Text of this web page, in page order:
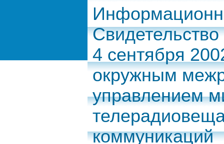
4 сентября
окружным
управлением
коммуникаций